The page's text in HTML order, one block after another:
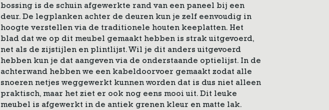
bossing is de schuin afgewerkte rand van een paneel bij een
deur. De legplanken achter de deuren kun je zelf eenvoudig in
hoogte verstellen via de traditionele houten keeplatten. Het
blad dat we op dit meubel gemaakt hebben is strak uitgevoerd,
net als de zijstijlen en plintlijst. Wil je dit anders uitgevoerd
hebben kun je dat aangeven via de onderstaande optielijst. In de
achterwand hebben we een kabeldoorvoer gemaakt zodat alle
snoeren netjes weggewerkt kunnen worden dat is dus niet alleen
praktisch, maar het ziet er ook nog eens mooi uit. Dit leuke
meubel is afgewerkt in de antiek grenen kleur en matte lak.